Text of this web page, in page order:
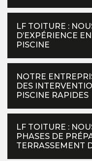
LF TOITURE :
D’EXPÉRIENCE
PISCINE
NOTRE
DES
PISCINE RAPIDES
LF TOITURE :
PHASES DE
TERRASSEMENT